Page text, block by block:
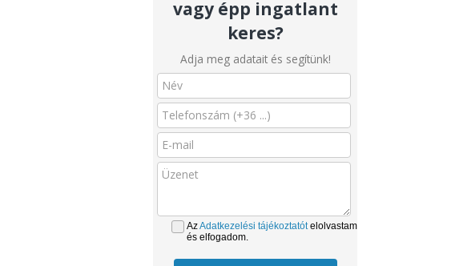
vagy épp ingatlant
keres?
Adja meg adatait és segítünk!
AzAdatkezelési tájékoztatótelolvastam
és elfogadom.